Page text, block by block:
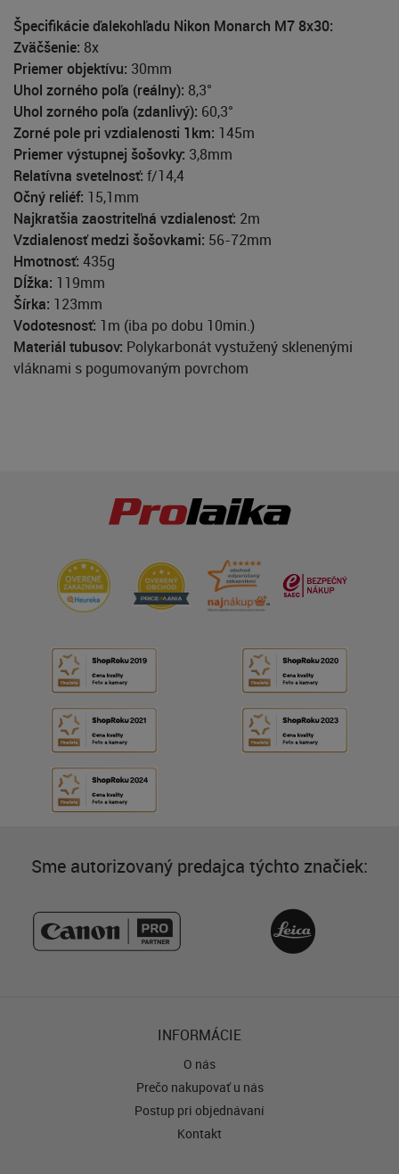
Špecifikácie ďalekohľadu Nikon Monarch M7 8x30:
Zväčšenie: 8x
Priemer objektívu: 30mm
Uhol zorného poľa (reálny): 8,3°
Uhol zorného poľa (zdanlivý): 60,3°
Zorné pole pri vzdialenosti 1km: 145m
Priemer výstupnej šošovky: 3,8mm
Relatívna svetelnosť: f/14,4
Očný reliéf: 15,1mm
Najkratšia zaostriteľná vzdialenosť: 2m
Vzdialenosť medzi šošovkami: 56-72mm
Hmotnosť: 435g
Dĺžka: 119mm
Šírka: 123mm
Vodotesnosť: 1m (iba po dobu 10min.)
Materiál tubusov: Polykarbonát vystužený sklenenými
vláknami s pogumovaným povrchom
Sme autorizovaný predajca týchto značiek:
INFORMÁCIE
O nás
Prečo nakupovať u nás
Postup pri objednávaní
Kontakt